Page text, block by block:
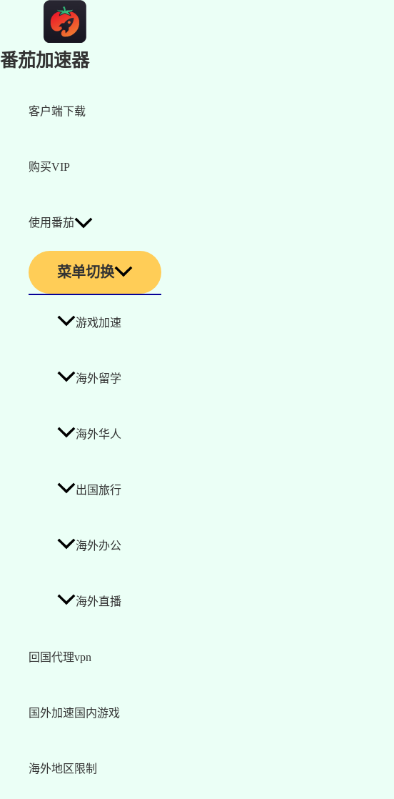
番茄加速器
客户端下载
购买VIP
使用番茄
菜单切换
游戏加速
海外留学
海外华人
出国旅行
海外办公
海外直播
回国代理vpn
国外加速国内游戏
海外地区限制